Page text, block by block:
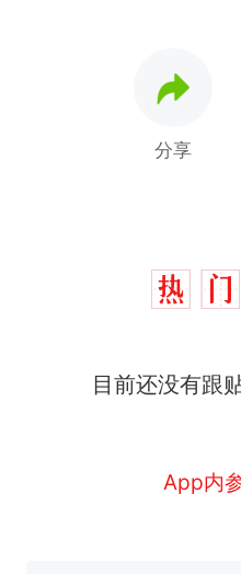
分享
目前还没有跟
App内
人生
新 搬家
交